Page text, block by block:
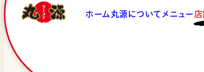
ホーム 丸源について メニュー
丸源ラーメン